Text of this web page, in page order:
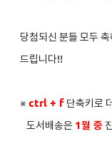
당첨되신 분들 모두
드립니다!!
※ ctrl + f 단축키로
도서배송은 1월 중